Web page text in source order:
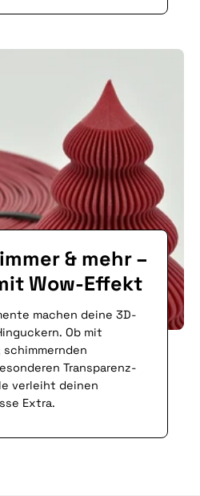
& mehr –
Wow-Effekt
machen deine 3D-
Ob mit
Transparenz-
verleiht deinen
Extra.